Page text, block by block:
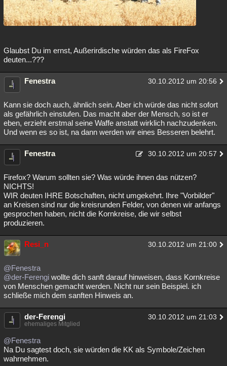
Glaubst Du im ernst, Außerirdische würden das als FireFox
deuten...???
Fenestra 30.10.2012 um 20:56
Kann sie doch auch, ähnlich sein. Aber ich würde das nicht sofort
als gefährlich einstufen. Das macht aber der Mensch, so ist er
eben, erzieht erstmal seine Waffe anstatt wirklich nachzudenken.
Und wenn es so ist, na dann werden wir eines Besseren belehrt.
Fenestra 30.10.2012 um 20:57
Firefox? Warum sollten sie? Was würde ihnen das nützen?
NICHTS!
WIR deuten IHRE Botschaften, nicht umgekehrt. Ihre "Vorbilder"
an Kreisen sind nur die kreisrunden Felder, von denen wir anfangs
gesprochen haben, nicht die Kornkreise, die wir selbst
produzieren.
Resi_n 30.10.2012 um 21:00
@Fenestra
@der-Ferengi wollte dich sanft darauf hinweisen, dass Kornkreise
von Menschen gemacht werden. Nicht nur sein Beispiel. ich
schließe mich dem sanften Hinweis an.
der-Ferengi 30.10.2012 um 21:03
ehemaliges Mitglied
@Fenestra
Na Du sagtest doch, sie würden die KK als Symbole/Zeichen
wahrnehmen.